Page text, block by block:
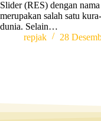
Slider (RES) dengan
merupakan salah satu
dunia. Selain…
repjak
28